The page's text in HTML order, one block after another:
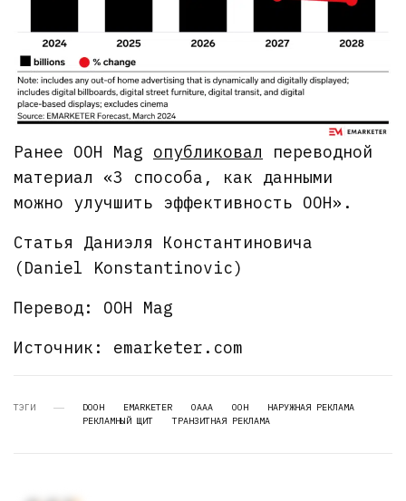
Ранее OOH Mag опубликовал переводной
материал «3 способа, как данными
можно улучшить эффективность OOH».
Статья Даниэля Константиновича
(Daniel Konstantinovic)
Перевод: OOH Mag
Источник: emarketer.com
ТЭГИ DOOH EMARKETER OAAA OOH
НАРУЖНАЯ РЕКЛАМА
РЕКЛАМНЫЙ ЩИТ
ТРАНЗИТНАЯ РЕКЛАМА